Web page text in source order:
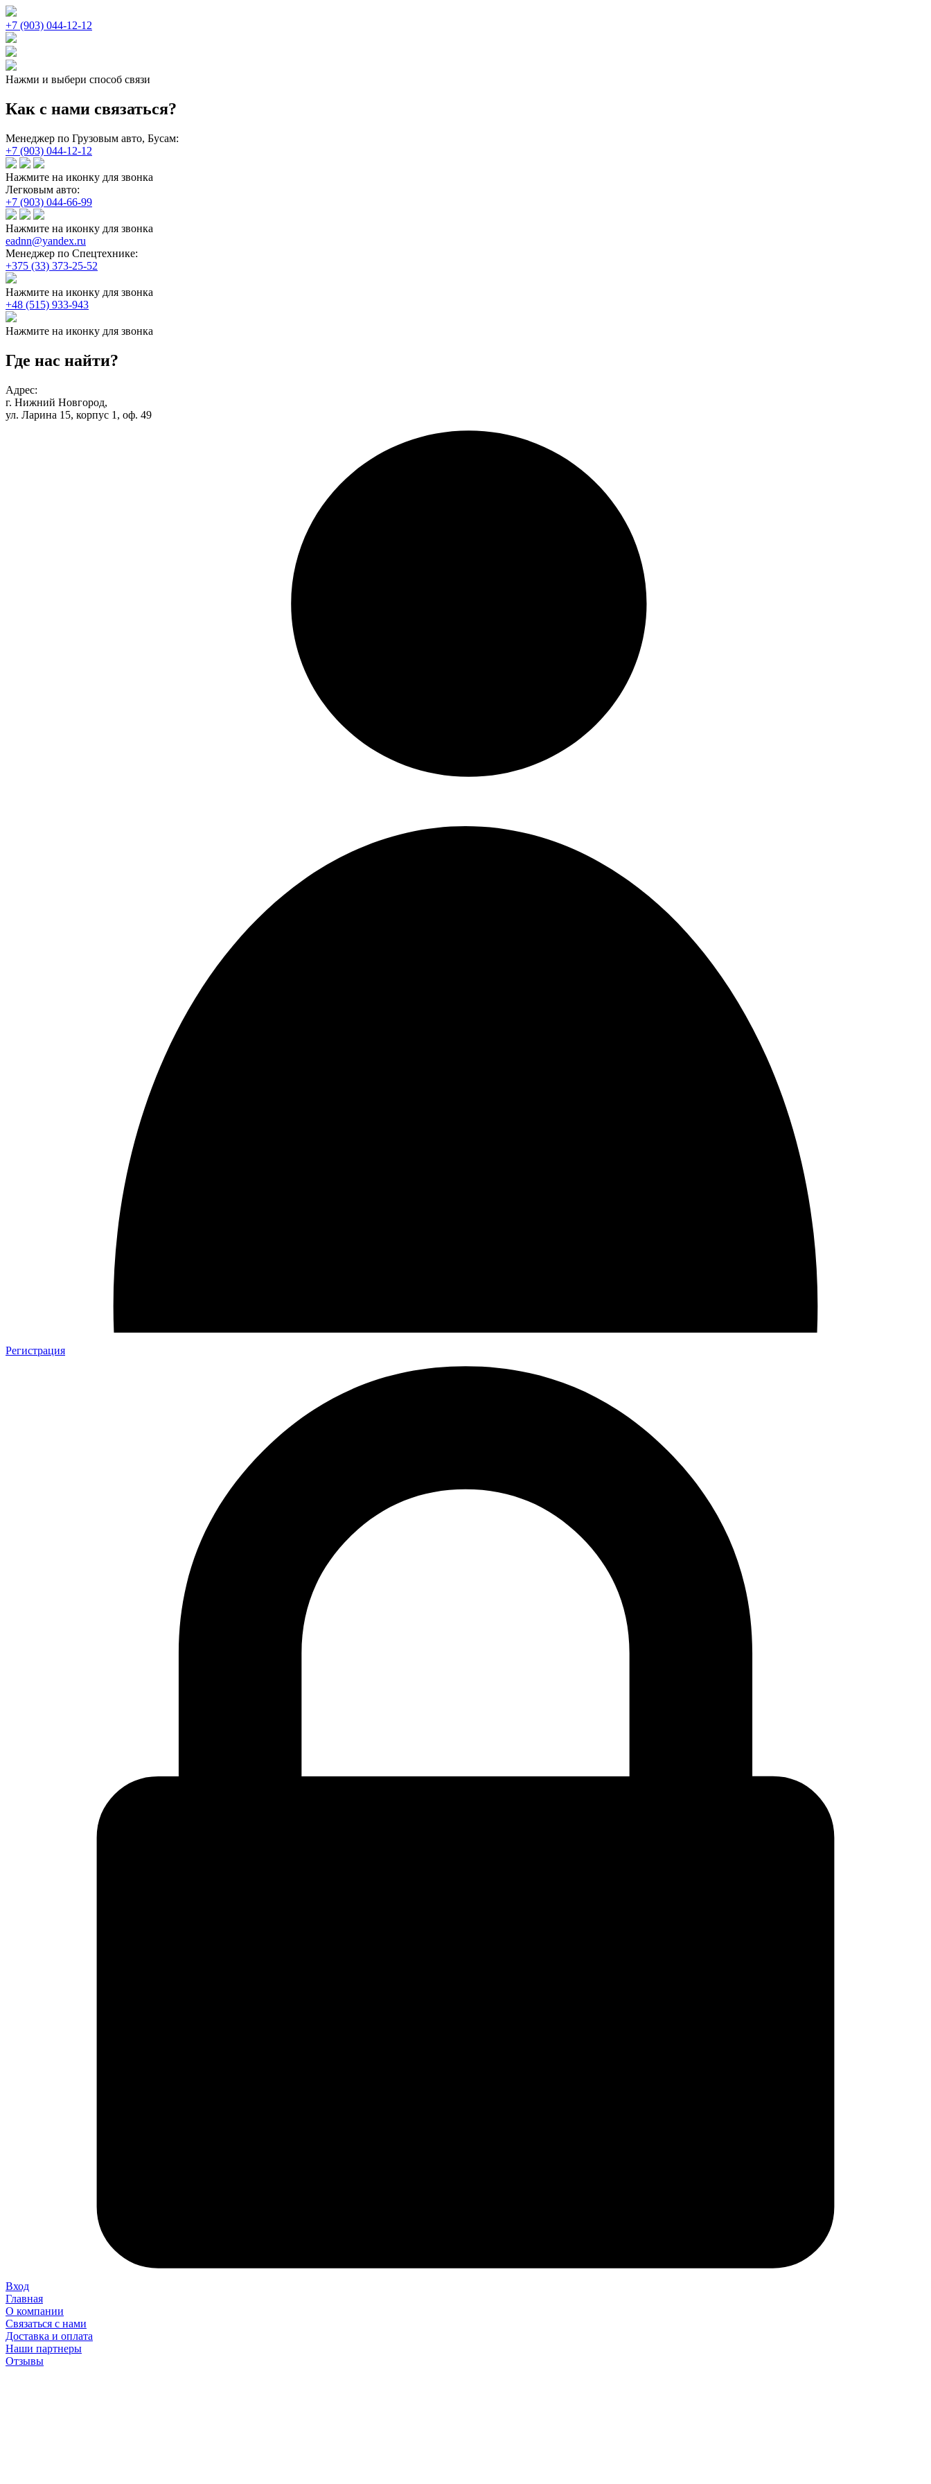
+7 (903) 044-12-12
Нажми и выбери способ связи
Как с нами связаться?
Менеджер по Грузовым авто, Бусам:
+7 (903) 044-12-12
Нажмите на иконку для звонка
Легковым авто:
+7 (903) 044-66-99
Нажмите на иконку для звонка
eadnn@yandex.ru
Менеджер по Спецтехнике:
+375 (33) 373-25-52
Нажмите на иконку для звонка
+48 (515) 933-943
Нажмите на иконку для звонка
Где нас найти?
Адрес:
г. Нижний Новгород,
ул. Ларина 15, корпус 1, оф. 49
Регистрация
Вход
Главная
О компании
Связаться с нами
Доставка и оплата
Наши партнеры
Отзывы